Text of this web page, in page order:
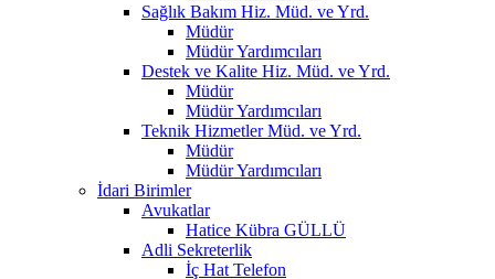
Sağlık Bakım Hiz. Müd. ve Yrd.
Müdür
Müdür Yardımcıları
Destek ve Kalite Hiz. Müd. ve Yrd.
Müdür
Müdür Yardımcıları
Teknik Hizmetler Müd. ve Yrd.
Müdür
Müdür Yardımcıları
İdari Birimler
Avukatlar
Hatice Kübra GÜLLÜ
Adli Sekreterlik
İç Hat Telefon